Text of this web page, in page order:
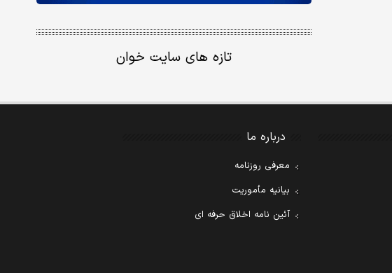
تازه های سایت خوان
درباره ما
معرفی روزنامه
بیانیه مأموریت
آئین نامه اخلاق حرفه ای